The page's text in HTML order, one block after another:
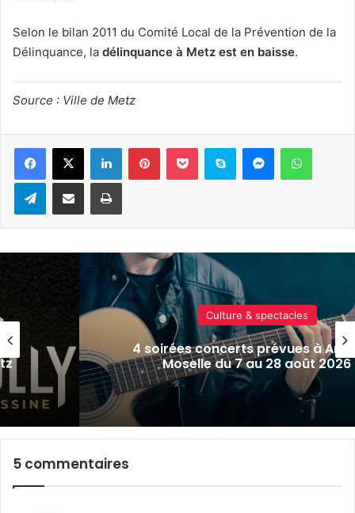
Selon le bilan 2011 du Comité Local de la Prévention de la
Délinquance, la délinquance à Metz est en baisse.
Source : Ville de Metz
LinkedinPinterestPocket Skype Messenger
TelegramPartager par e-mail Imprimer
Culture & spectacles
4 soirées concerts prévues à
Moselle du 7 au 28 août 2026
5 commentaires